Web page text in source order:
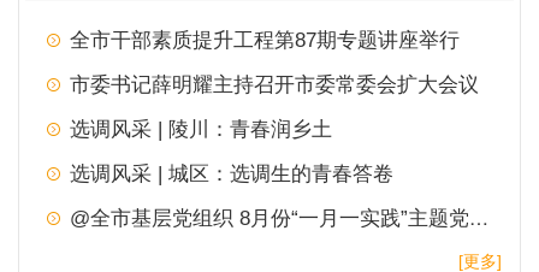
全市干部素质提升工程第87期专题讲座举行
市委书记薛明耀主持召开市委常委会扩大会议
选调风采 | 陵川：青春润乡土
选调风采 | 城区：选调生的青春答卷
@全市基层党组织 8月份“一月一实践”主题党日，请查收！
[更多]